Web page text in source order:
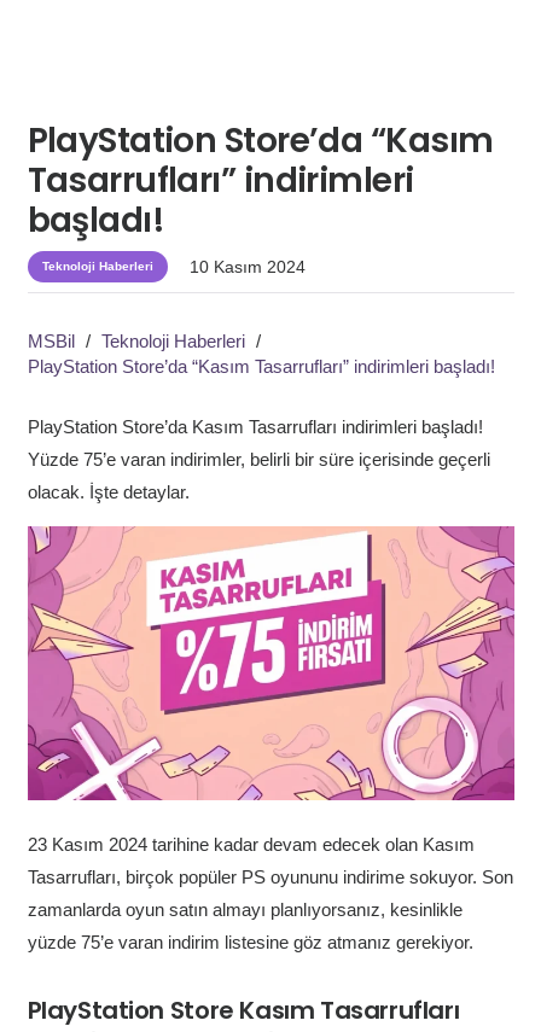
PlayStation Store’da “Kasım
Tasarrufları” indirimleri
başladı!
Teknoloji Haberleri 10 Kasım 2024
MSBil / Teknoloji Haberleri /
PlayStation Store’da “Kasım Tasarrufları” indirimleri başladı!
PlayStation Store’da Kasım Tasarrufları indirimleri başladı!
Yüzde 75’e varan indirimler, belirli bir süre içerisinde geçerli
olacak. İşte detaylar.
23 Kasım 2024 tarihine kadar devam edecek olan Kasım
Tasarrufları, birçok popüler PS oyununu indirime sokuyor. Son
zamanlarda oyun satın almayı planlıyorsanız, kesinlikle
yüzde 75’e varan indirim listesine göz atmanız gerekiyor.
PlayStation Store Kasım Tasarrufları